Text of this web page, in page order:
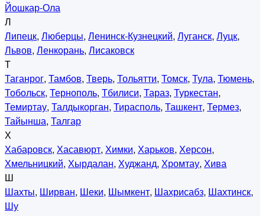
Йошкар-Ола
Л
Липецк, Люберцы, Ленинск-Кузнецкий, Луганск, Луцк,
Львов, Ленкорань, Лисаковск
Т
Таганрог, Тамбов, Тверь, Тольятти, Томск, Тула, Тюмень,
Тобольск, Тернополь, Тбилиси, Тараз, Туркестан,
Темиртау, Талдыкорган, Тирасполь, Ташкент, Термез,
Тайынша, Талгар
Х
Хабаровск, Хасавюрт, Химки, Харьков, Херсон,
Хмельницкий, Хырдалан, Худжанд, Хромтау, Хива
Ш
Шахты, Ширван, Шеки, Шымкент, Шахрисабз, Шахтинск,
Шу